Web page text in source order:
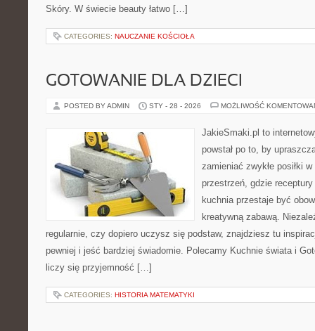
Skóry. W świecie beauty łatwo […]
CATEGORIES: NAUCZANIE KOŚCIOŁA
GOTOWANIE DLA DZIECI
POSTED BY ADMIN STY - 28 - 2026 MOŻLIWOŚĆ
JakieSmaki.pl to
powstał po to, by
zamieniać zwykłe posiłki
przestrzeń, gdzie
kuchnia przestaje być
kreatywną zabawą.
regularnie, czy dopiero uczysz się podstaw, znajdziesz tu
pewniej i jeść bardziej świadomie. Polecamy Kuchnie świata i
liczy się przyjemność […]
CATEGORIES: HISTORIA MATEMATYKI